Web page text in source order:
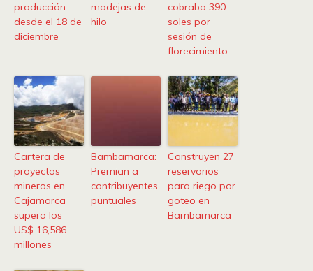
producción
desde el 18 de
diciembre
madejas de
hilo
cobraba 390
soles por
sesión de
florecimiento
Cartera de
proyectos
mineros en
Cajamarca
supera los
US$ 16,586
millones
Bambamarca:
Premian a
contribuyentes
puntuales
Construyen 27
reservorios
para riego por
goteo en
Bambamarca